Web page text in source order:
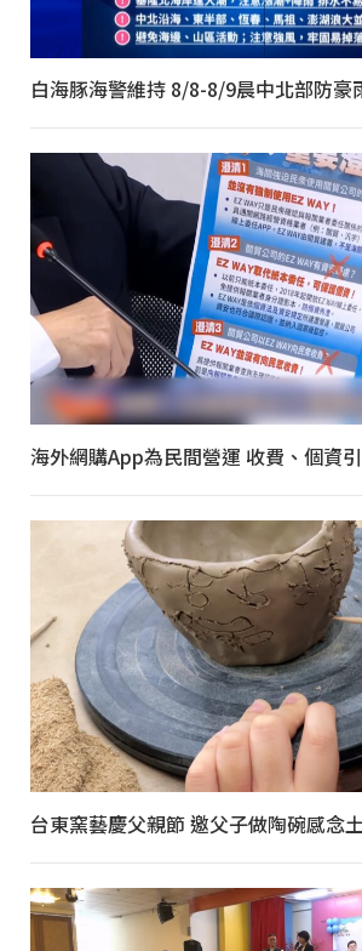
白海豚海警維持 8/8-8/9晨中北部防豪
海外網購App為民間營運 收費、個資
台東窯藝慶父親節 邀父子做陶碗感念